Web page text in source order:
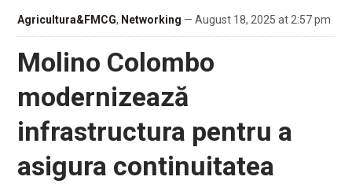
Agricultura&FMCG, Networking — August 18, 2025 at 2:57 pm
Molino Colombo
modernizează
infrastructura pentru a
asigura continuitatea